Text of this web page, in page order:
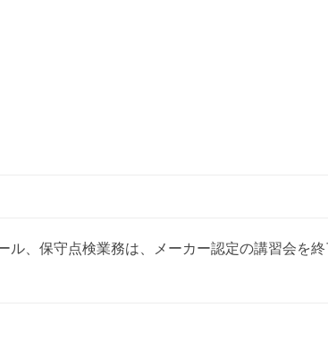
ル、保守点検業務は、メーカー認定の講習会を